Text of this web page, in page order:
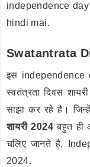
independence
hindi mai.
Swatantrata
इस independence
स्वतंत्रता दिवस
साझा कर रहे है।
शायरी 2024 बहुत ही
चलिए जानते है,
2024.